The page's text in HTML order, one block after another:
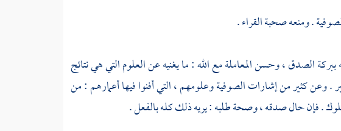
. ومنعه صحبة القراء .
الصدق ، وحسن المعاملة مع الله : ما يغنيه عن العلوم التي هي نتائج
. وعن كثير من إشاراتالصوفيةوعلومهم ، التي أفنوا فيها أعمارهم : من
. فإن حال صدقه ، وصحة طلبه : يريه ذلك كله بالفعل .